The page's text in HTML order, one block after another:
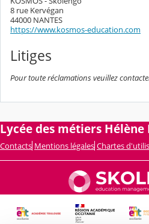
8 rue Kervégan
44000 NANTES
https://www.kosmos-education.com
Litiges
Pour toute réclamations veuillez
Lycée des métiers Hélène
Contacts Mentions légales Chartes